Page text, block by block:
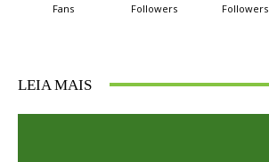
Fans Followers Followers
LEIA MAIS